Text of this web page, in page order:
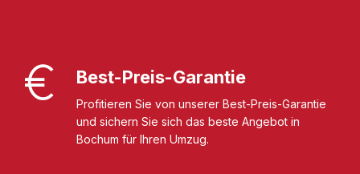
Best-Preis-Garantie
Profitieren Sie von unserer Best-Preis-Garantie
und sichern Sie sich das beste Angebot in
Bochum für Ihren Umzug.